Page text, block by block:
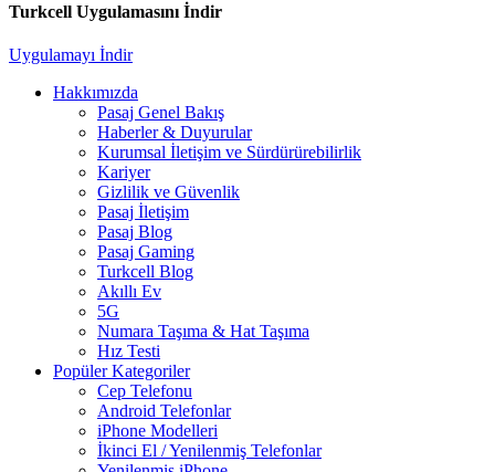
Turkcell Uygulamasını İndir
Uygulamayı İndir
Hakkımızda
Pasaj Genel Bakış
Haberler & Duyurular
Kurumsal İletişim ve Sürdürürebilirlik
Kariyer
Gizlilik ve Güvenlik
Pasaj İletişim
Pasaj Blog
Pasaj Gaming
Turkcell Blog
Akıllı Ev
5G
Numara Taşıma & Hat Taşıma
Hız Testi
Popüler Kategoriler
Cep Telefonu
Android Telefonlar
iPhone Modelleri
İkinci El / Yenilenmiş Telefonlar